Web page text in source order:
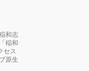
和志
稲和
セス
原生